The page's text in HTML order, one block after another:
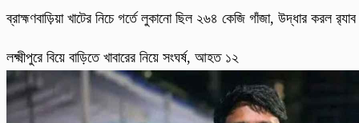
ব্রাহ্মণবাড়িয়া খাটের নিচে গর্তে লুকানো ছিল ২৬৪ কেজি গাঁজা, উদ্ধার করল র‍্যাব
লক্ষ্মীপুরে বিয়ে বাড়িতে খাবারের নিয়ে সংঘর্ষ, আহত ১২